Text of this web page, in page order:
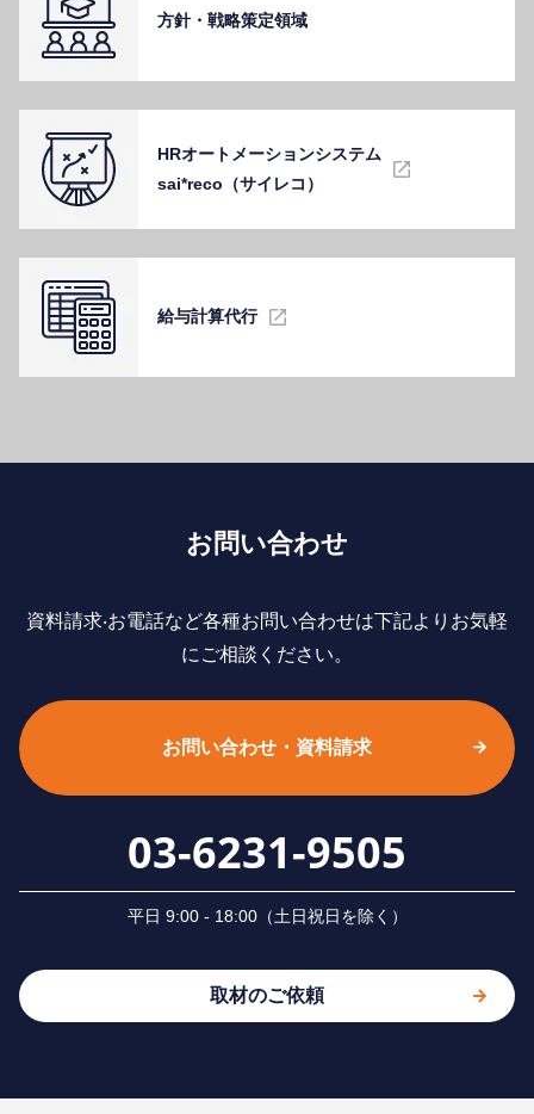
⽅針・戦略策定領域
HRオートメーションシステム
sai*reco（サイレコ）
給与計算代⾏
お問い合わせ
資料請求‧お電話など各種お問い合わせは下記よりお気軽
にご相談ください。
お問い合わせ・資料請求
03-6231-9505
平⽇ 9:00 - 18:00（⼟⽇祝⽇を除く）
取材のご依頼